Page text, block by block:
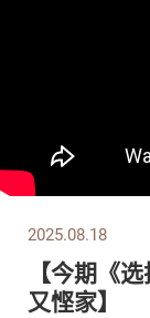
2025.08.18
【今期《
又悭家】